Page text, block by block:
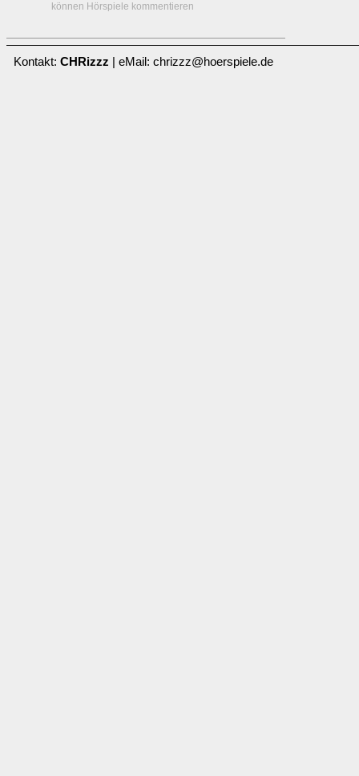
können Hörspiele kommentieren
Kontakt: CHRizzz | eMail: chrizzz@hoerspiele.de